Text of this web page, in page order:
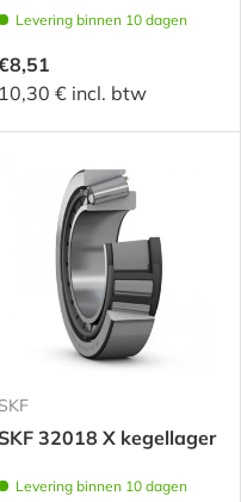
Levering binnen 10 dagen
10,30 € incl. btw
SKF
32018 X kegellager
Levering binnen 10 dagen